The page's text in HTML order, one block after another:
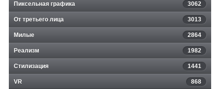
Пиксельная графика 3062
От третьего лица 3013
Милые 2864
Реализм 1982
Стилизация 1441
VR 868